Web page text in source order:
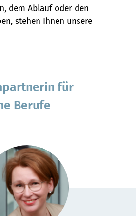
dem Ablauf oder den
stehen Ihnen unsere
für
Berufe